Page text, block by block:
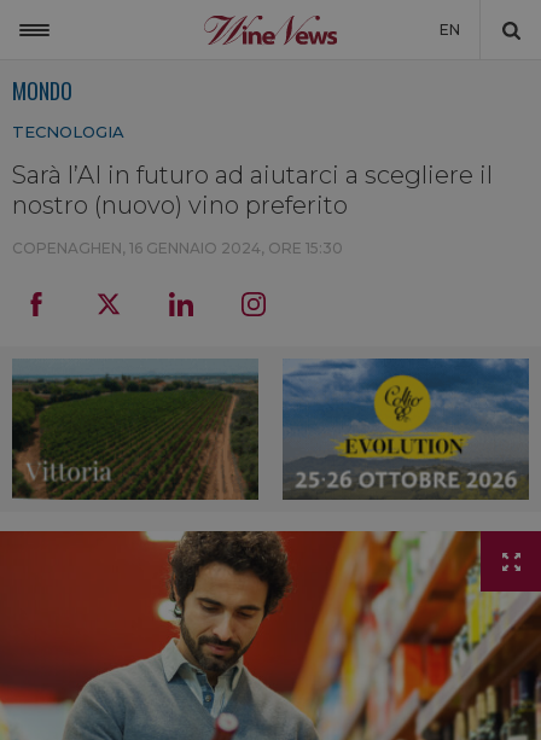
EN
NON SOLO VINO
WINENEWS TV
MONDO
TECNOLOGIA
Sarà l’AI in futuro ad aiutarci a scegliere il
nostro (nuovo) vino preferito
COPENAGHEN, 16 GENNAIO 2024, ORE 15:30